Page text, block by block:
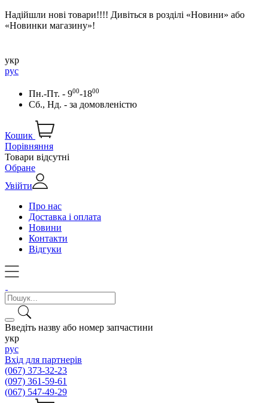
Надійшли нові товари!!!! Дивіться в розділі «Новини» або
«Новинки магазину»!
укр
рус
Пн.-Пт. - 900-1800
Сб., Нд. - за домовленістю
Кошик
Порівняння
Товари відсутні
Обране
Увійти
Про нас
Доставка і оплата
Новини
Контакти
Відгуки
Введіть назву або номер запчастини
укр
рус
Вхід для партнерів
(067) 373-32-23
(097) 361-59-61
(067) 547-49-29